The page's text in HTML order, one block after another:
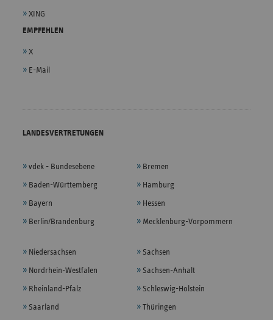
XING
EMPFEHLEN
X
E-Mail
LANDESVERTRETUNGEN
vdek - Bundesebene
Baden-Württemberg
Bayern
Berlin/Brandenburg
Bremen
Hamburg
Hessen
Mecklenburg-Vorpommern
Niedersachsen
Nordrhein-Westfalen
Rheinland-Pfalz
Saarland
Sachsen
Sachsen-Anhalt
Schleswig-Holstein
Thüringen